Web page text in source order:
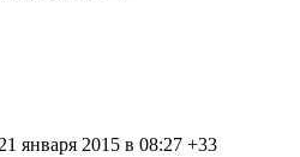
21 января 2015 в 08:27 +33